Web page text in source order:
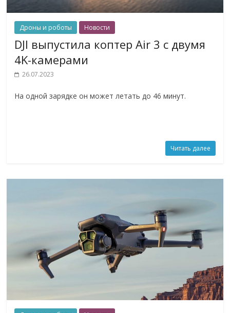
Дроны и роботы Новости
DJI выпустила коптер Air 3 с двумя
4K-камерами
26.07.2023
На одной зарядке он может летать до 46 минут.
Читать далее